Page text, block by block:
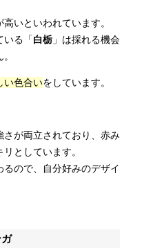
いといわれています。
いる「白栃 」は採れる機会
い色合いをしています。
が両立されており、赤み
としています。
ので、自分好みのデザイ